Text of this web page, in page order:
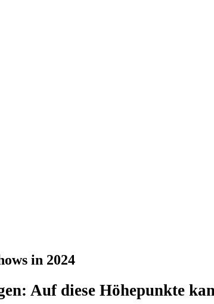
in 2024
Auf diese Höhepunkte